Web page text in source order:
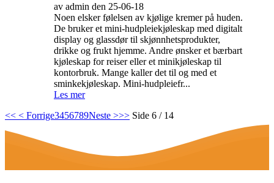
av admin den 25-06-18
Noen elsker følelsen av kjølige kremer på huden.
De bruker et mini-hudpleiekjøleskap med digitalt
display og glassdør til skjønnhetsprodukter,
drikke og frukt hjemme. Andre ønsker et bærbart
kjøleskap for reiser eller et minikjøleskap til
kontorbruk. Mange kaller det til og med et
sminkekjøleskap. Mini-hudpleiefr...
Les mer
<< < Forrige3456789Neste >>> Side 6 / 14